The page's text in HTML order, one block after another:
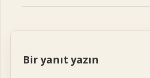
Bir yanıt yazın